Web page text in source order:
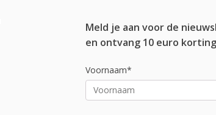
Meld je aan voor de
en ontvang 10 euro
Voornaam*